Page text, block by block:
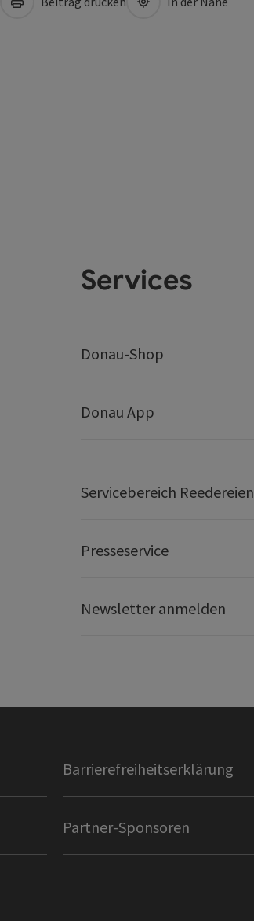
Services
Donau-Shop
Donau App
Servicebereich Reedereien
Presseservice
Newsletter anmelden
Barrierefreiheitserklärung
Partner-Sponsoren